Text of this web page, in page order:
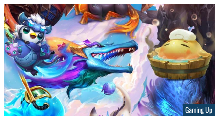
Gaming Up